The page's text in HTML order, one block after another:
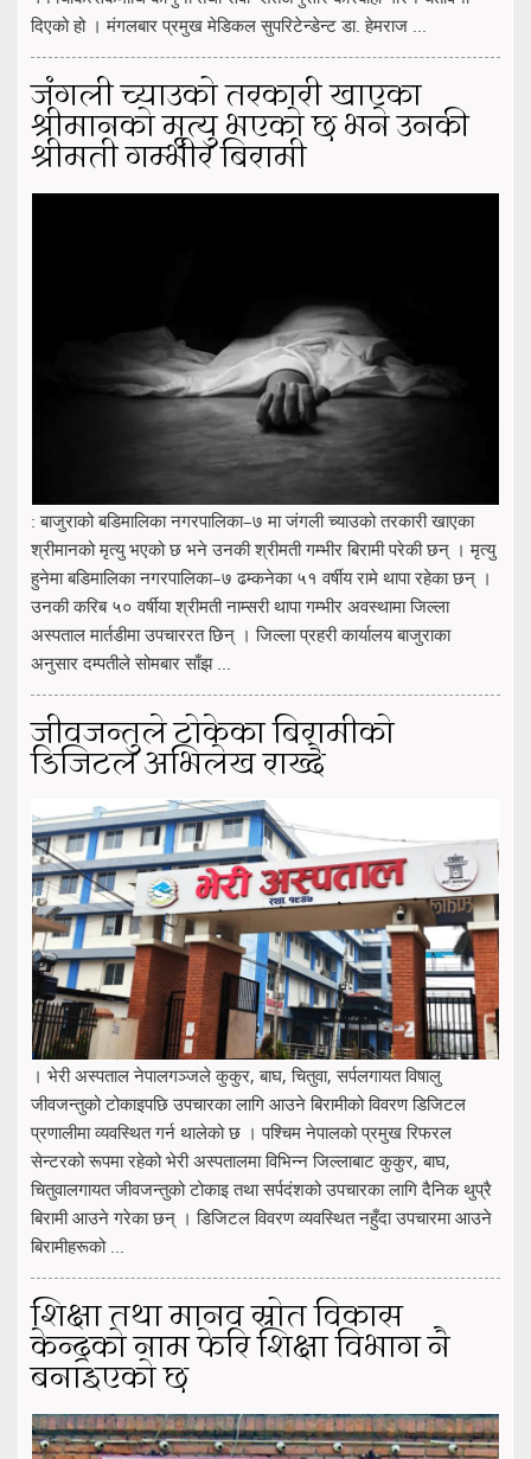
दिएको हो । मंगलबार प्रमुख मेडिकल सुपरिटेन्डेन्ट डा. हेमराज ...
जंगली च्याउको तरकारी खाएका
श्रीमानको मृत्यु भएको छ भने उनकी
श्रीमती गम्भीर बिरामी
: बाजुराको बडिमालिका नगरपालिका–७ मा जंगली च्याउको तरकारी खाएका
श्रीमानको मृत्यु भएको छ भने उनकी श्रीमती गम्भीर बिरामी परेकी छन् । मृत्यु
हुनेमा बडिमालिका नगरपालिका–७ ढम्कनेका ५१ वर्षीय रामे थापा रहेका छन् ।
उनकी करिब ५० वर्षीया श्रीमती नाम्सरी थापा गम्भीर अवस्थामा जिल्ला
अस्पताल मार्तडीमा उपचाररत छिन् । जिल्ला प्रहरी कार्यालय बाजुराका
अनुसार दम्पतीले सोमबार साँझ ...
जीवजन्तुले टोकेका बिरामीको
डिजिटल अभिलेख राख्दै
। भेरी अस्पताल नेपालगञ्जले कुकुर, बाघ, चितुवा, सर्पलगायत विषालु
जीवजन्तुको टोकाइपछि उपचारका लागि आउने बिरामीको विवरण डिजिटल
प्रणालीमा व्यवस्थित गर्न थालेको छ । पश्चिम नेपालको प्रमुख रिफरल
सेन्टरको रूपमा रहेको भेरी अस्पतालमा विभिन्न जिल्लाबाट कुकुर, बाघ,
चितुवालगायत जीवजन्तुको टोकाइ तथा सर्पदंशको उपचारका लागि दैनिक थुप्रै
बिरामी आउने गरेका छन् । डिजिटल विवरण व्यवस्थित नहुँदा उपचारमा आउने
बिरामीहरूको ...
शिक्षा तथा मानव स्रोत विकास
केन्द्रको नाम फेरि शिक्षा विभाग नै
बनाइएको छ